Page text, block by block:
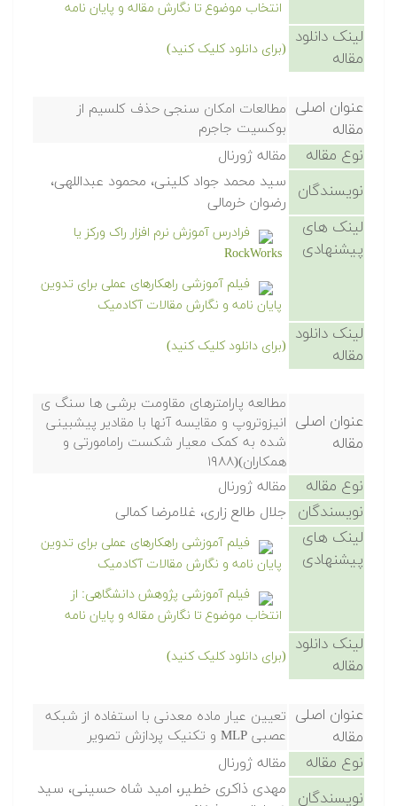
انتخاب موضوع تا نگارش مقاله و پایان نامه
لینک دانلود
مقاله
(برای دانلود کلیک کنید)
عنوان اصلی
مقاله
مطالعات امکان سنجی حذف کلسیم از
بوکسیت جاجرم
نوع مقاله مقاله ژورنال
نویسندگان
سید محمد جواد کلینی، محمود عبداللهی،
رضوان خرمالی
لینک های
پیشنهادی
فرادرس آموزش نرم افزار راک ورکز یا
RockWorks
فیلم آموزشی راهکارهای عملی برای تدوین
پایان نامه و نگارش مقالات آکادمیک
لینک دانلود
مقاله
(برای دانلود کلیک کنید)
عنوان اصلی
مقاله
مطالعه پارامترهای مقاومت برشی ها سنگ ی
انیزوتروپ و مقایسه آنها با مقادیر پیشبینی
شده به کمک معیار شکست رامامورتی و
همکاران)(۱۹۸۸
نوع مقاله مقاله ژورنال
نویسندگان جلال طالع زاری، غلامرضا کمالی
لینک های
پیشنهادی
فیلم آموزشی راهکارهای عملی برای تدوین
پایان نامه و نگارش مقالات آکادمیک
فیلم آموزشی پژوهش دانشگاهی: از
انتخاب موضوع تا نگارش مقاله و پایان نامه
لینک دانلود
مقاله
(برای دانلود کلیک کنید)
عنوان اصلی
مقاله
تعیین عیار ماده معدنی با استفاده از شبکه
عصبی MLP و تکنیک پردازش تصویر
نوع مقاله مقاله ژورنال
نویسندگان
مهدی ذاکری خطیر، امید شاه حسینی، سید